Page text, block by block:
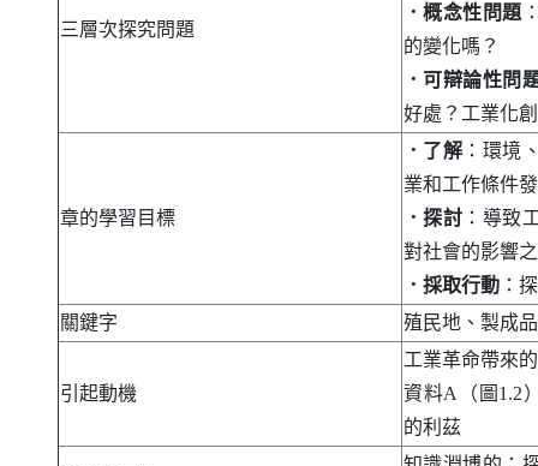
三層次探究問題
．概念性問題
的變化嗎？
．可辯論性問
好處？工業化
章的學習目標
．了解 ：環境
業和工作條件
．探討 ：導致
對社會的影響
．採取行動 ：
關鍵字
殖民地、製成
引起動機
工業革命帶來
資料A
（圖1.2
的利茲